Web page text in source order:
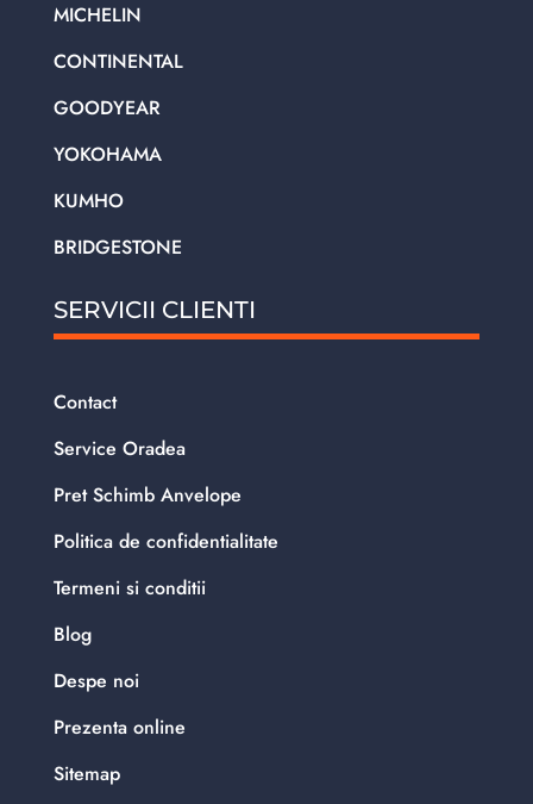
MICHELIN
CONTINENTAL
GOODYEAR
YOKOHAMA
KUMHO
BRIDGESTONE
SERVICII CLIENTI
Contact
Service Oradea
Pret Schimb Anvelope
Politica de confidentialitate
Termeni si conditii
Blog
Despe noi
Prezenta online
Sitemap